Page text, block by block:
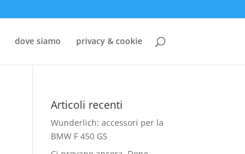
dove siamo privacy & cookie
Articoli recenti
Wunderlich: accessori per la
BMW F 450 GS